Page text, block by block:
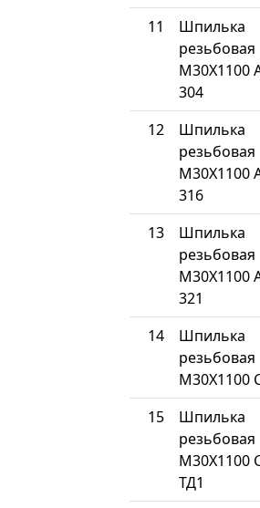
11
Шпилька
резьбовая
М30Х1100
304
12
Шпилька
резьбовая
М30Х1100
316
13
Шпилька
резьбовая
М30Х1100
321
14
Шпилька
резьбовая
М30Х1100
15
Шпилька
резьбовая
М30Х1100
ТД1